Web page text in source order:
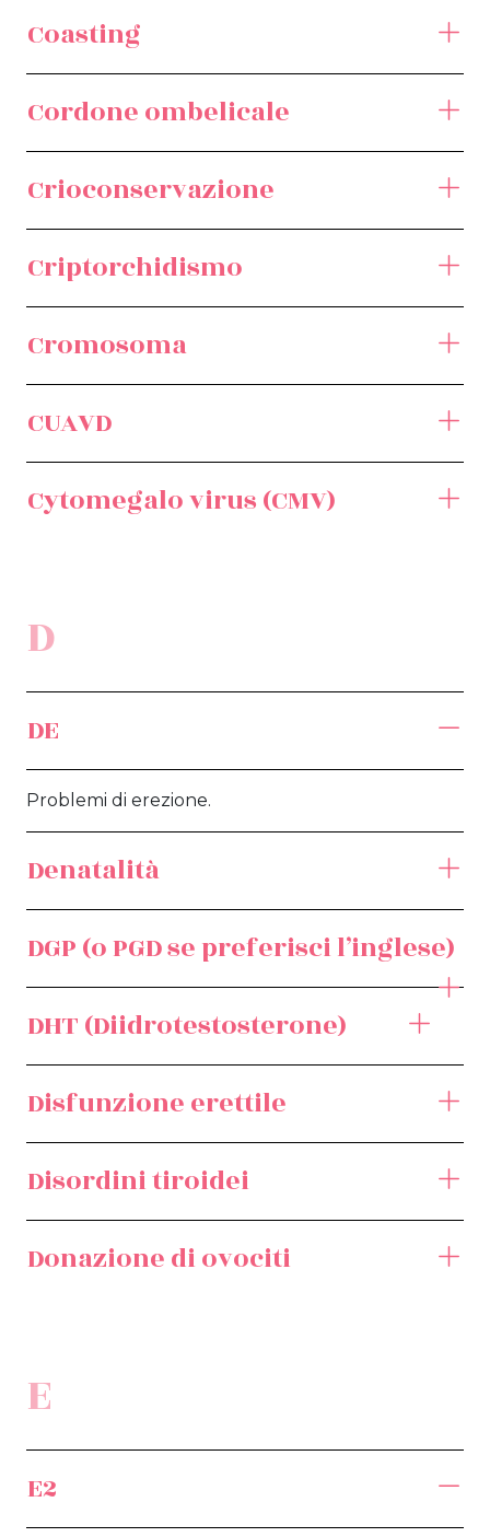
Coasting
Cordone ombelicale
Crioconservazione
Criptorchidismo
Cromosoma
CUAVD
Cytomegalo virus (CMV)
D
DE
Problemi di erezione.
Denatalità
DGP (o PGD se preferisci l’inglese)
DHT (Diidrotestosterone)
Disfunzione erettile
Disordini tiroidei
Donazione di ovociti
E
E2